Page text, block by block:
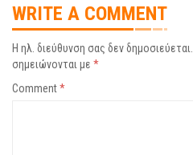
WRITE A COMMENT
Η ηλ. διεύθυνση σας δεν δημοσιεύεται.
σημειώνονται με *
Comment*